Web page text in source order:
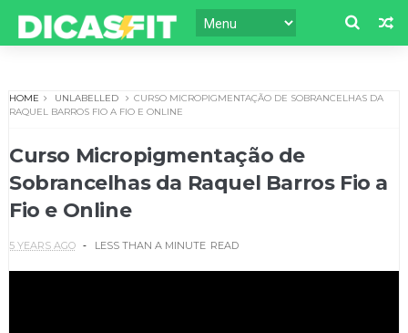
HOME UNLABELLED
CURSO MICROPIGMENTAÇÃO DE SOBRANCELHAS DA
RAQUEL BARROS FIO A FIO E ONLINE
Curso Micropigmentação de
Sobrancelhas da Raquel Barros Fio a
Fio e Online
5 YEARS AGO LESS THAN A MINUTE READ